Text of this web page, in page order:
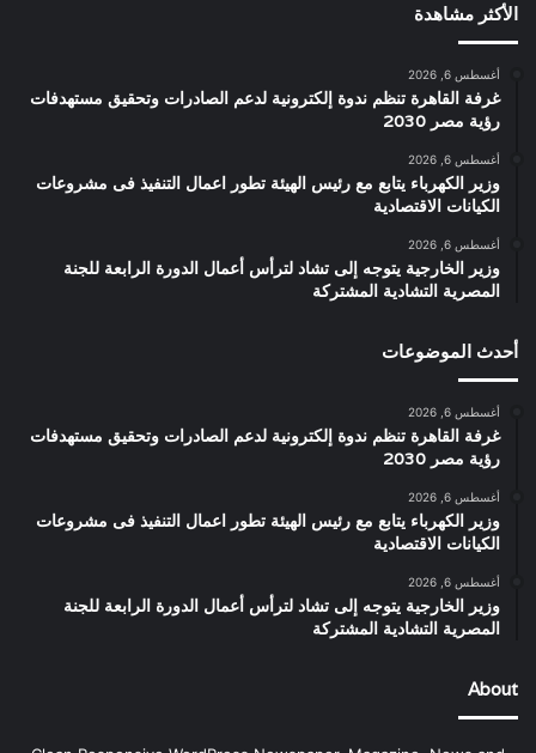
الأكثر مشاهدة
أغسطس 6, 2026
غرفة القاهرة تنظم ندوة إلكترونية لدعم الصادرات وتحقيق مستهدفات
رؤية مصر 2030
أغسطس 6, 2026
وزير الكهرباء يتابع مع رئيس الهيئة تطور اعمال التنفيذ فى مشروعات
الكيانات الاقتصادية
أغسطس 6, 2026
وزير الخارجية يتوجه إلى تشاد لترأس أعمال الدورة الرابعة للجنة
المصرية التشادية المشتركة
أحدث الموضوعات
أغسطس 6, 2026
غرفة القاهرة تنظم ندوة إلكترونية لدعم الصادرات وتحقيق مستهدفات
رؤية مصر 2030
أغسطس 6, 2026
وزير الكهرباء يتابع مع رئيس الهيئة تطور اعمال التنفيذ فى مشروعات
الكيانات الاقتصادية
أغسطس 6, 2026
وزير الخارجية يتوجه إلى تشاد لترأس أعمال الدورة الرابعة للجنة
المصرية التشادية المشتركة
About